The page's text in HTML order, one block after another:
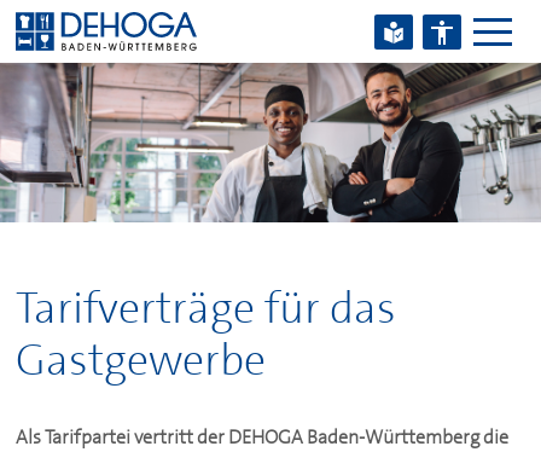
Zum Hauptinhalt springen
Zum Footerinhalt springen
Tarifverträge für das
Gastgewerbe
Als Tarifpartei vertritt derDEHOGABaden-Württemberg die